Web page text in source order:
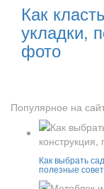
Как
укладки,
фото
Популярное на
Как выбрать
полезные